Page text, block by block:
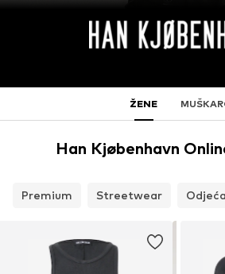
ŽENE
Han Kjøbenhavn
Premium Streetwear Odjeća